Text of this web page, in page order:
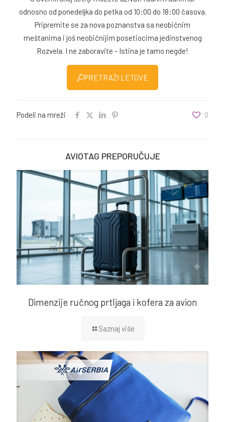
odnosno od ponedeljka do petka od 10:00 do 18:00 časova.
Pripremite se za nova poznanstva sa neobičnim
meštanima i još neobičnijim posetiocima jedinstvenog
Rozvela. I ne zaboravite - Istina je tamo negde!
PRETRAŽI LETOVE
Podeli na mreži 0
AVIOTAG PREPORUČUJE
Dimenzije ručnog prtljaga i kofera za avion
Saznaj više